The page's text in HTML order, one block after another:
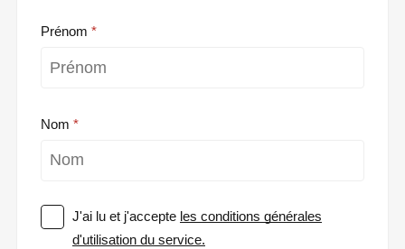
Prénom
Nom
J'ai lu et j'accepte les conditions générales
d'utilisation du service.